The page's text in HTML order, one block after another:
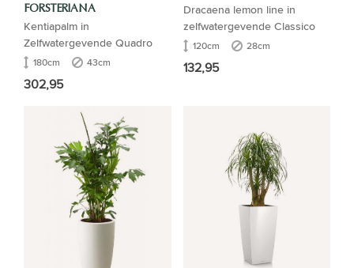
FORSTERIANA
Kentiapalm in
Zelfwatergevende Quadro
180cm 43cm
302,95
Dracaena lemon line in
zelfwatergevende Classico
120cm 28cm
132,95